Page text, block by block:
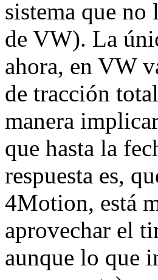
sistema que no
de VW). La
ahora, en VW
de tracción
manera
que hasta la
respuesta es,
4Motion, está
aprovechar el
aunque lo que